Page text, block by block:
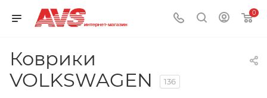
0
Коврики
VOLKSWAGEN
136